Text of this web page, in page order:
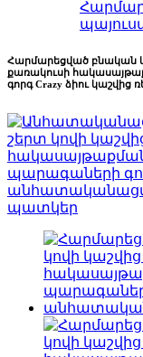
Հարմարեցված բնական
քառակուսի
գորգ Crazy ձիու